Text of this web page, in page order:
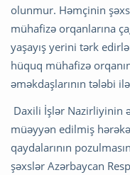
olunmur. Həmçinin
mühafizə orqanlarına
yaşayış yerini tərk
hüquq mühafizə
əməkdaşlarının tələbi
Daxili İşlər Nazirliyinin
müəyyən edilmiş
qaydalarının
şəxslər Azərbaycan